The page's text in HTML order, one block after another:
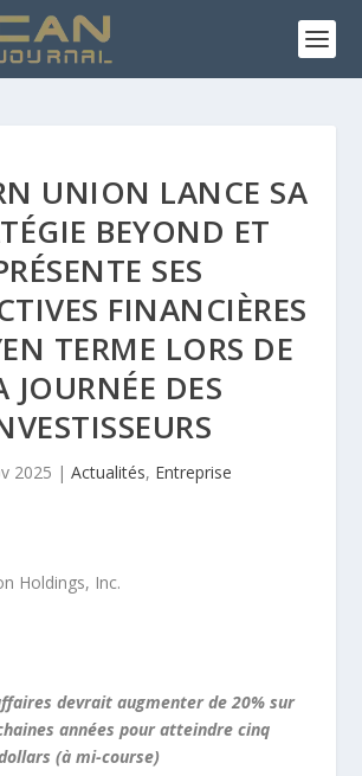
UNION LANCE SA
BEYOND ET
SES
FINANCIÈRES
TERME LORS DE
JOURNÉE DES
2025 | Actualités, Entreprise
devrait augmenter de 20% sur
années pour atteindre cinq
(à mi-course)